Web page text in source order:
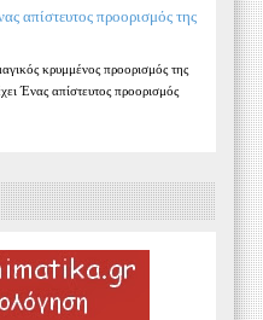
απίστευτος προορισμός της
κρυμμένος προορισμός της
Ένας απίστευτος προορισμός